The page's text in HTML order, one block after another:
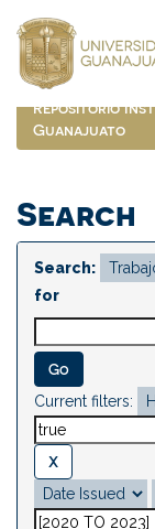
navigation
Repositorio
Guanajuato
Search
Search:
for
Current filters: